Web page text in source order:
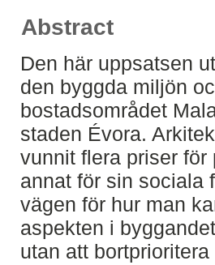
Abstract
Den här uppsatsen
den byggda miljön
bostadsområdet
staden Évora.
vunnit flera priser
annat för sin sociala
vägen för hur man
aspekten i
utan att